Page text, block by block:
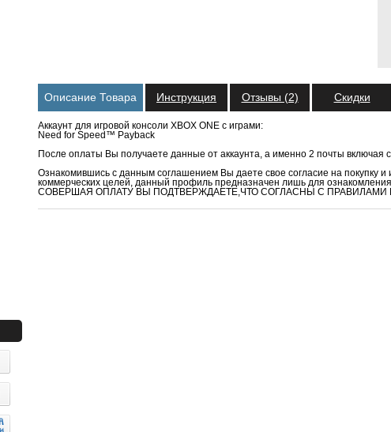
Описание Товара Инструкция Отзывы (2) Скидки
Аккаунт для игровой консоли XBOX ONE c играми:
Need for Speed™ Payback
После оплаты Вы получаете данные от аккаунта, а именно 2 почты включая
Ознакомившись с данным соглашением Вы даете свое согласие на покупку
коммерческих целей, данный профиль предназначен лишь для
СОВЕРШАЯ ОПЛАТУ ВЫ ПОДТВЕРЖДАЕТЕ,ЧТО СОГЛАСНЫ С ПРАВИЛАМИ